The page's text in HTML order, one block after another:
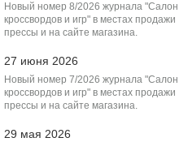
Новый номер 8/2026 журнала "Салон
кроссвордов и игр" в местах продажи
прессы и на сайте магазина.
27 июня 2026
Новый номер 7/2026 журнала "Салон
кроссвордов и игр" в местах продажи
прессы и на сайте магазина.
29 мая 2026